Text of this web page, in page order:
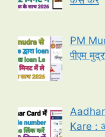
PM
पीएम
Kare :